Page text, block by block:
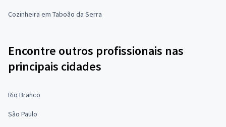
Cozinheira em Taboão da Serra
Encontre outros profissionais nas
principais cidades
Rio Branco
São Paulo